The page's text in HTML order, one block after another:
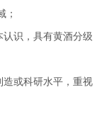
；
识，具有黄酒分级
或科研水平，重视